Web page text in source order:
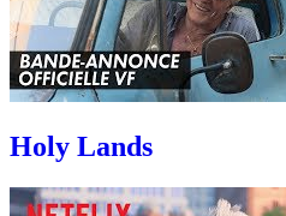
Holy Lands